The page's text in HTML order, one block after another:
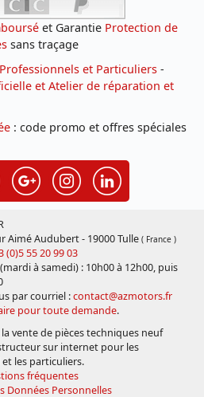
et Garantie Protection de
sans traçage
Professionnels et Particuliers -
et Atelier de réparation et
: code promo et offres spéciales
Aimé Audubert - 19000 Tulle ( France )
(0)5 55 20 99 03
à samedi) : 10h00 à 12h00, puis
par courriel :contact@azmotors.fr
pour toute demande.
vente de pièces techniques neuf
sur internet pour les
les particuliers.
fréquentes
Données Personnelles